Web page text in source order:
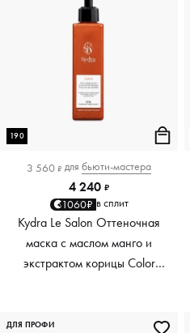
190
3 560 ₽ для бьюти-мастера
4 240 ₽
1060₽ в сплит
Kydra Le Salon Оттеночная
маска с маслом манго и
экстрактом корицы Color
ДЛЯ ПРОФИ